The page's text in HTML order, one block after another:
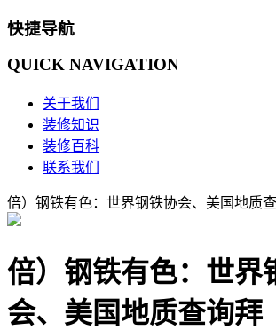
快捷导航
QUICK NAVIGATION
关于我们
装修知识
装修百科
联系我们
倍）钢铁有色：世界钢铁协会、美国地质
倍）钢铁有色：世界
会、美国地质查询拜